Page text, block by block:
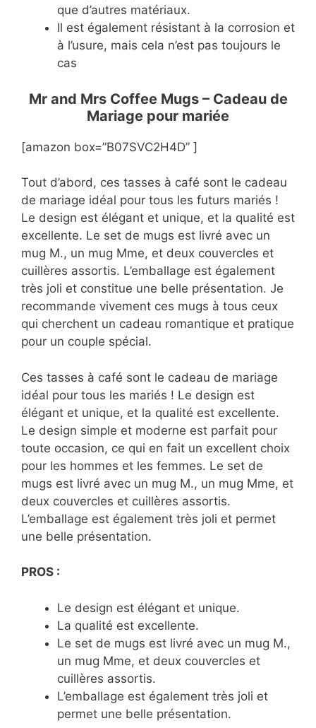
que d’autres matériaux.
Il est également résistant à la corrosion et
à l’usure, mais cela n’est pas toujours le
cas
Mr and Mrs Coffee Mugs – Cadeau de
Mariage pour mariée
[amazon box=”B07SVC2H4D” ]
Tout d’abord, ces tasses à café sont le cadeau
de mariage idéal pour tous les futurs mariés !
Le design est élégant et unique, et la qualité est
excellente. Le set de mugs est livré avec un
mug M., un mug Mme, et deux couvercles et
cuillères assortis. L’emballage est également
très joli et constitue une belle présentation. Je
recommande vivement ces mugs à tous ceux
qui cherchent un cadeau romantique et pratique
pour un couple spécial.
Ces tasses à café sont le cadeau de mariage
idéal pour tous les mariés ! Le design est
élégant et unique, et la qualité est excellente.
Le design simple et moderne est parfait pour
toute occasion, ce qui en fait un excellent choix
pour les hommes et les femmes. Le set de
mugs est livré avec un mug M., un mug Mme, et
deux couvercles et cuillères assortis.
L’emballage est également très joli et permet
une belle présentation.
PROS :
Le design est élégant et unique.
La qualité est excellente.
Le set de mugs est livré avec un mug M.,
un mug Mme, et deux couvercles et
cuillères assortis.
L’emballage est également très joli et
permet une belle présentation.